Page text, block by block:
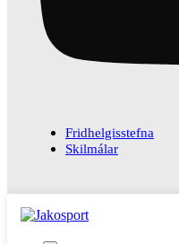
Fridhelgisstefna
Skilmálar